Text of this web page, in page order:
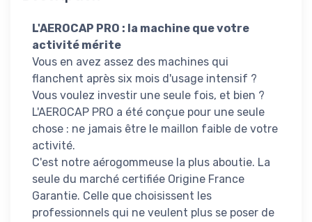
L'AEROCAP PRO : la machine que votre
activité mérite
Vous en avez assez des machines qui
flanchent après six mois d'usage intensif ?
Vous voulez investir une seule fois, et bien ?
L'AEROCAP PRO a été conçue pour une seule
chose : ne jamais être le maillon faible de votre
activité.
C'est notre aérogommeuse la plus aboutie. La
seule du marché certifiée Origine France
Garantie. Celle que choisissent les
professionnels qui ne veulent plus se poser de